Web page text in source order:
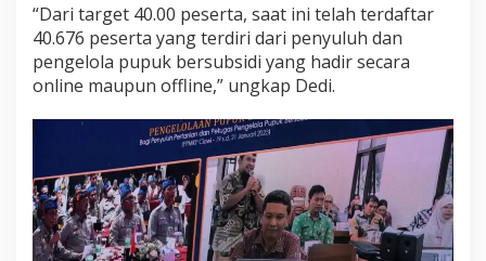
“Dari target 40.00 peserta, saat ini telah terdaftar
40.676 peserta yang terdiri dari penyuluh dan
pengelola pupuk bersubsidi yang hadir secara
online maupun offline,” ungkap Dedi.